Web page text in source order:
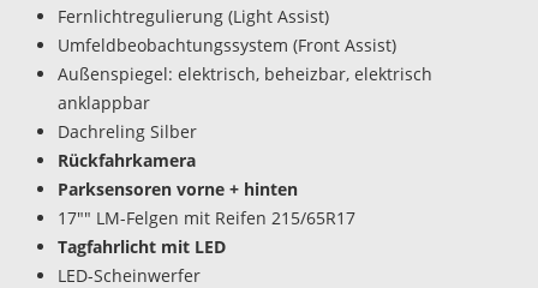
Fernlichtregulierung (Light Assist)
Umfeldbeobachtungssystem (Front Assist)
Außenspiegel: elektrisch, beheizbar, elektrisch
anklappbar
Dachreling Silber
Rückfahrkamera
Parksensoren vorne + hinten
17"" LM-Felgen mit Reifen 215/65R17
Tagfahrlicht mit LED
LED-Scheinwerfer